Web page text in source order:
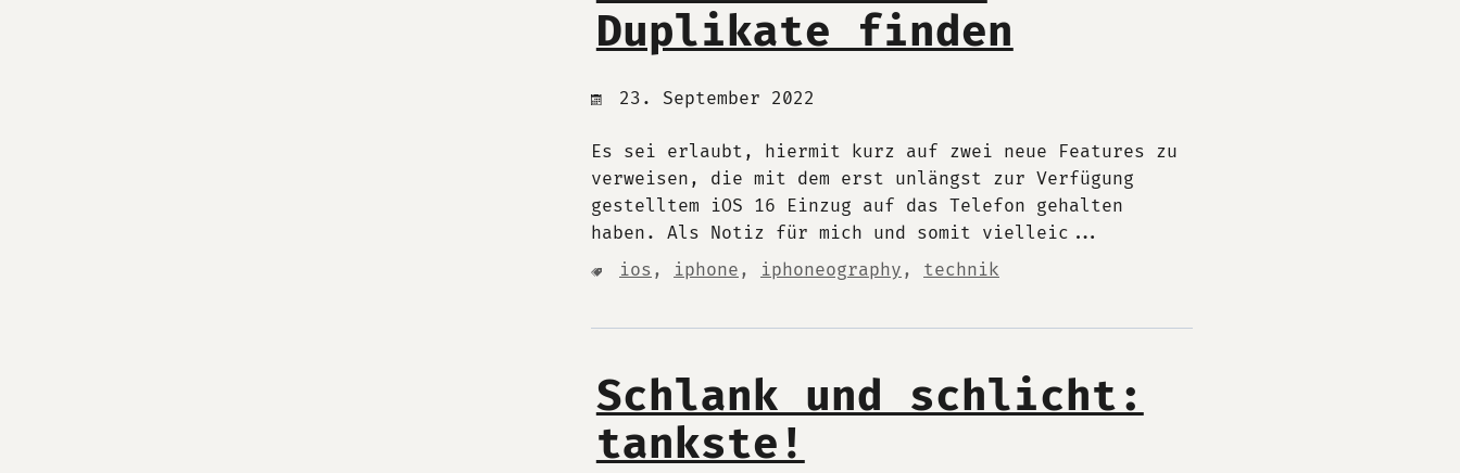
Duplikate finden
23. September 2022
Es sei erlaubt, hiermit kurz auf zwei neue Features zu
verweisen, die mit dem erst unlängst zur Verfügung
gestelltem iOS 16 Einzug auf das Telefon gehalten
haben. Als Notiz für mich und somit vielleic...
ios , iphone , iphoneography , technik
Schlank und schlicht:
tankste!